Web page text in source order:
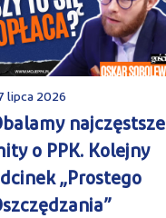
lipca 2026
najczęstsze
o PPK. Kolejny
„Prostego